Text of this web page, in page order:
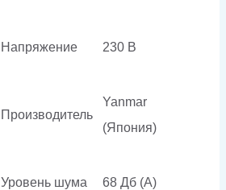
Напряжение 230 В
Производитель
Yanmar
(Япония)
Уровень шума 68 Дб (А)